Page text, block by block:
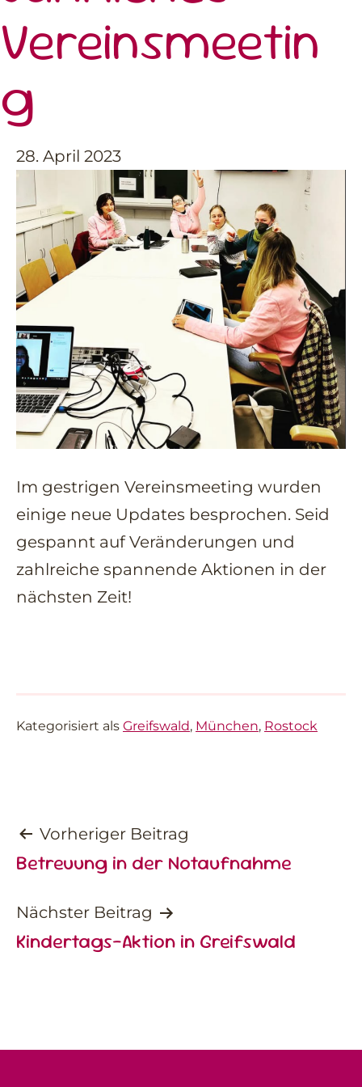
Vereinsmeetin
g
28. April 2023
Im gestrigen Vereinsmeeting wurden
einige neue Updates besprochen. Seid
gespannt auf Veränderungen und
zahlreiche spannende Aktionen in der
nächsten Zeit!
Kategorisiert als Greifswald, München, Rostock
Beitragsnavigation
Vorheriger Beitrag
Betreuung in der Notaufnahme
Nächster Beitrag
Kindertags-Aktion in Greifswald